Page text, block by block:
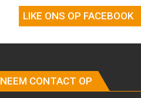
LIKE ONS OP FACEBOOK
NEEM CONTACT OP